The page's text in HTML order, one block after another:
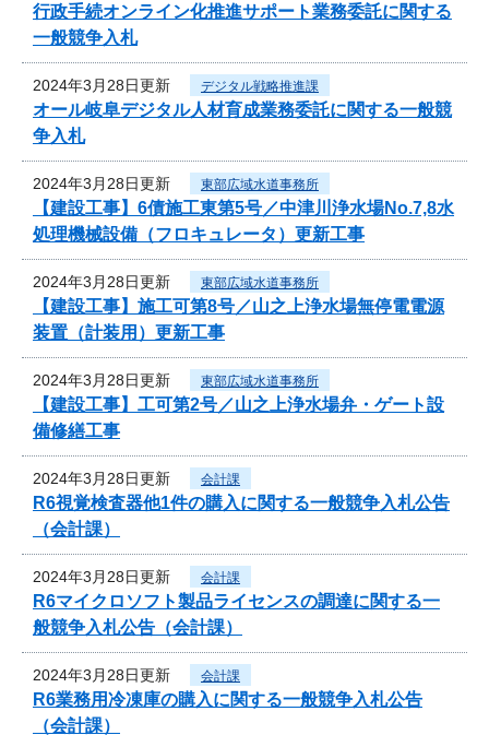
行政手続オンライン化推進サポート業務委託に関する
一般競争入札
2024年3月28日更新 デジタル戦略推進課
オール岐阜デジタル人材育成業務委託に関する一般競
争入札
2024年3月28日更新 東部広域水道事務所
【建設工事】6債施工東第5号／中津川浄水場No.7,8水
処理機械設備（フロキュレータ）更新工事
2024年3月28日更新 東部広域水道事務所
【建設工事】施工可第8号／山之上浄水場無停電電源
装置（計装用）更新工事
2024年3月28日更新 東部広域水道事務所
【建設工事】工可第2号／山之上浄水場弁・ゲート設
備修繕工事
2024年3月28日更新 会計課
R6視覚検査器他1件の購入に関する一般競争入札公告
（会計課）
2024年3月28日更新 会計課
R6マイクロソフト製品ライセンスの調達に関する一
般競争入札公告（会計課）
2024年3月28日更新 会計課
R6業務用冷凍庫の購入に関する一般競争入札公告
（会計課）